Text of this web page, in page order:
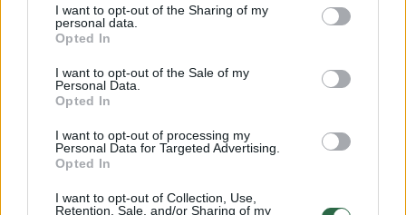
I want to opt-out of the Sharing of my
personal data.
Opted In
I want to opt-out of the Sale of my
Personal Data.
Opted In
I want to opt-out of processing my
Personal Data for Targeted Advertising.
Opted In
I want to opt-out of Collection, Use,
Retention, Sale, and/or Sharing of my
sumaitotame „Volvo“ žuvo nėščioji
Žinios | Lietuvos diena
Žmoną skęsti palikęs įtariamasis tvirtina, kad
Žinios | Lietuvos diena
00:02:29